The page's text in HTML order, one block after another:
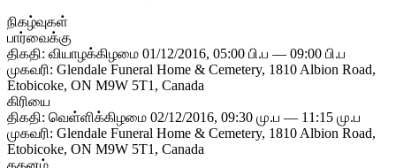
நிகழ்வுகள்
பார்வைக்கு
திகதி: வியாழக்கிழமை 01/12/2016, 05:00 பி.ப — 09:00 பி.ப
முகவரி: Glendale Funeral Home & Cemetery, 1810 Albion Road,
Etobicoke, ON M9W 5T1, Canada
கிரியை
திகதி: வெள்ளிக்கிழமை 02/12/2016, 09:30 மு.ப — 11:15 மு.ப
முகவரி: Glendale Funeral Home & Cemetery, 1810 Albion Road,
Etobicoke, ON M9W 5T1, Canada
தகனம்